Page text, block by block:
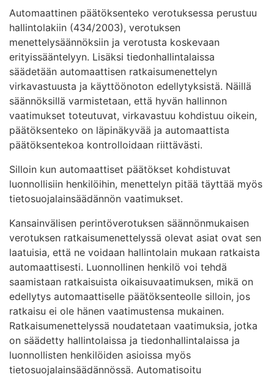
Automaattinen päätöksenteko verotuksessa perustuu
hallintolakiin (434/2003), verotuksen
menettelysäännöksiin ja verotusta koskevaan
erityissääntelyyn. Lisäksi tiedonhallintalaissa
säädetään automaattisen ratkaisumenettelyn
virkavastuusta ja käyttöönoton edellytyksistä. Näillä
säännöksillä varmistetaan, että hyvän hallinnon
vaatimukset toteutuvat, virkavastuu kohdistuu oikein,
päätöksenteko on läpinäkyvää ja automaattista
päätöksentekoa kontrolloidaan riittävästi.
Silloin kun automaattiset päätökset kohdistuvat
luonnollisiin henkilöihin, menettelyn pitää täyttää myös
tietosuojalainsäädännön vaatimukset.
Kansainvälisen perintöverotuksen säännönmukaisen
verotuksen ratkaisumenettelyssä olevat asiat ovat sen
laatuisia, että ne voidaan hallintolain mukaan ratkaista
automaattisesti. Luonnollinen henkilö voi tehdä
saamistaan ratkaisuista oikaisuvaatimuksen, mikä on
edellytys automaattiselle päätöksenteolle silloin, jos
ratkaisu ei ole hänen vaatimustensa mukainen.
Ratkaisumenettelyssä noudatetaan vaatimuksia, jotka
on säädetty hallintolaissa ja tiedonhallintalaissa ja
luonnollisten henkilöiden asioissa myös
tietosuojalainsäädännössä. Automatisoitu